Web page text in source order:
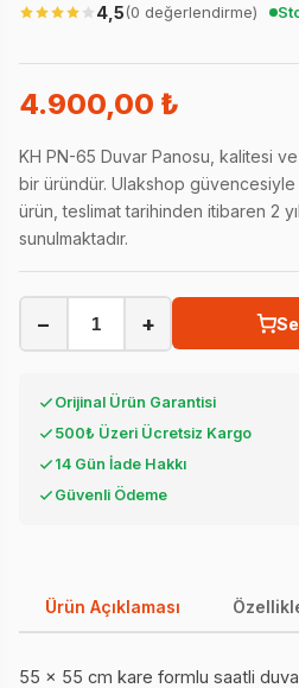
4,5(0 değerlendirme)
4.900,00 ₺
KH PN-65 Duvar Panosu, kalitesi
bir üründür. Ulakshop güvencesiyle
ürün, teslimat tarihinden itibaren 2
sunulmaktadır.
− +
Orijinal Ürün Garantisi
500₺ Üzeri Ücretsiz Kargo
14 Gün İade Hakkı
Güvenli Ödeme
Ürün Açıklaması
55 x 55 cm kare formlu saatli